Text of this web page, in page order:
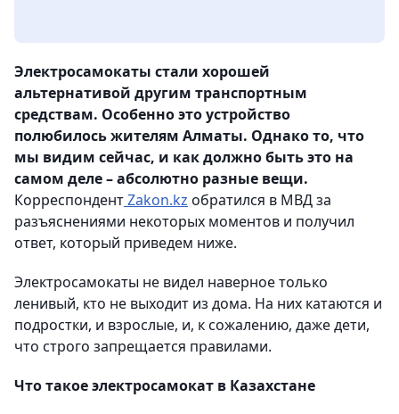
Электросамокаты стали хорошей
альтернативой другим транспортным
средствам. Особенно это устройство
полюбилось жителям Алматы. Однако то, что
мы видим сейчас, и как должно быть это на
самом деле – абсолютно разные вещи.
КорреспондентZakon.kz обратился в МВД за
разъяснениями некоторых моментов и получил
ответ, который приведем ниже.
Электросамокаты не видел наверное только
ленивый, кто не выходит из дома. На них катаются и
подростки, и взрослые, и, к сожалению, даже дети,
что строго запрещается правилами.
Что такое электросамокат в Казахстане